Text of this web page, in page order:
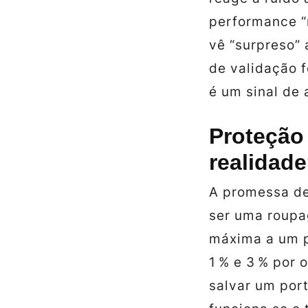
performance
vê
de validação
é um sinal de
A promessa
ser uma
máxima a um
1 % e 3 % por
salvar um